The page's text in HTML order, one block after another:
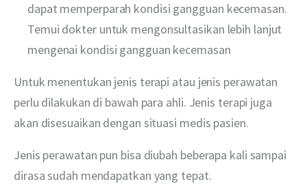
dapat memperparah kondisi gangguan kecemasan.
Temui dokter untuk mengonsultasikan lebih lanjut
mengenai kondisi gangguan kecemasan
Untuk menentukan jenis terapi atau jenis perawatan
perlu dilakukan di bawah para ahli. Jenis terapi juga
akan disesuaikan dengan situasi medis pasien.
Jenis perawatan pun bisa diubah beberapa kali sampai
dirasa sudah mendapatkan yang tepat.